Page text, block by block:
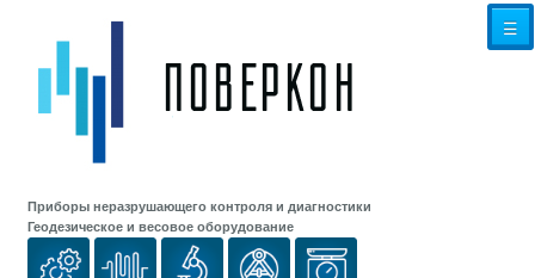
Приборы неразрушающего контроля и диагностики
Геодезическое и весовое оборудование
☰